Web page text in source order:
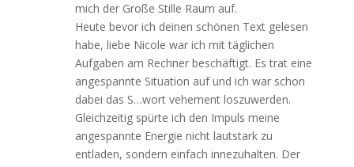
mich der Große Stille Raum auf.
Heute bevor ich deinen schönen Text gelesen
habe, liebe Nicole war ich mit täglichen
Aufgaben am Rechner beschäftigt. Es trat eine
angespannte Situation auf und ich war schon
dabei das S…wort vehement loszuwerden.
Gleichzeitig spürte ich den Impuls meine
angespannte Energie nicht lautstark zu
entladen, sondern einfach innezuhalten. Der